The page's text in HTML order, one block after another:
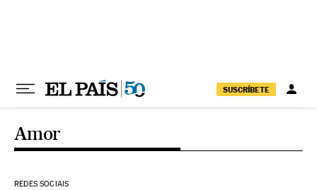
SUSCRÍBETE
Amor
REDES SOCIAIS